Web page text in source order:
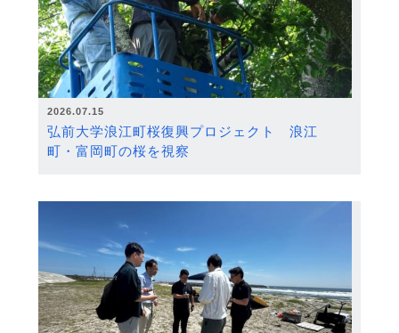
2026.07.15
弘前大学浪江町桜復興プロジェクト 浪江
町・富岡町の桜を視察